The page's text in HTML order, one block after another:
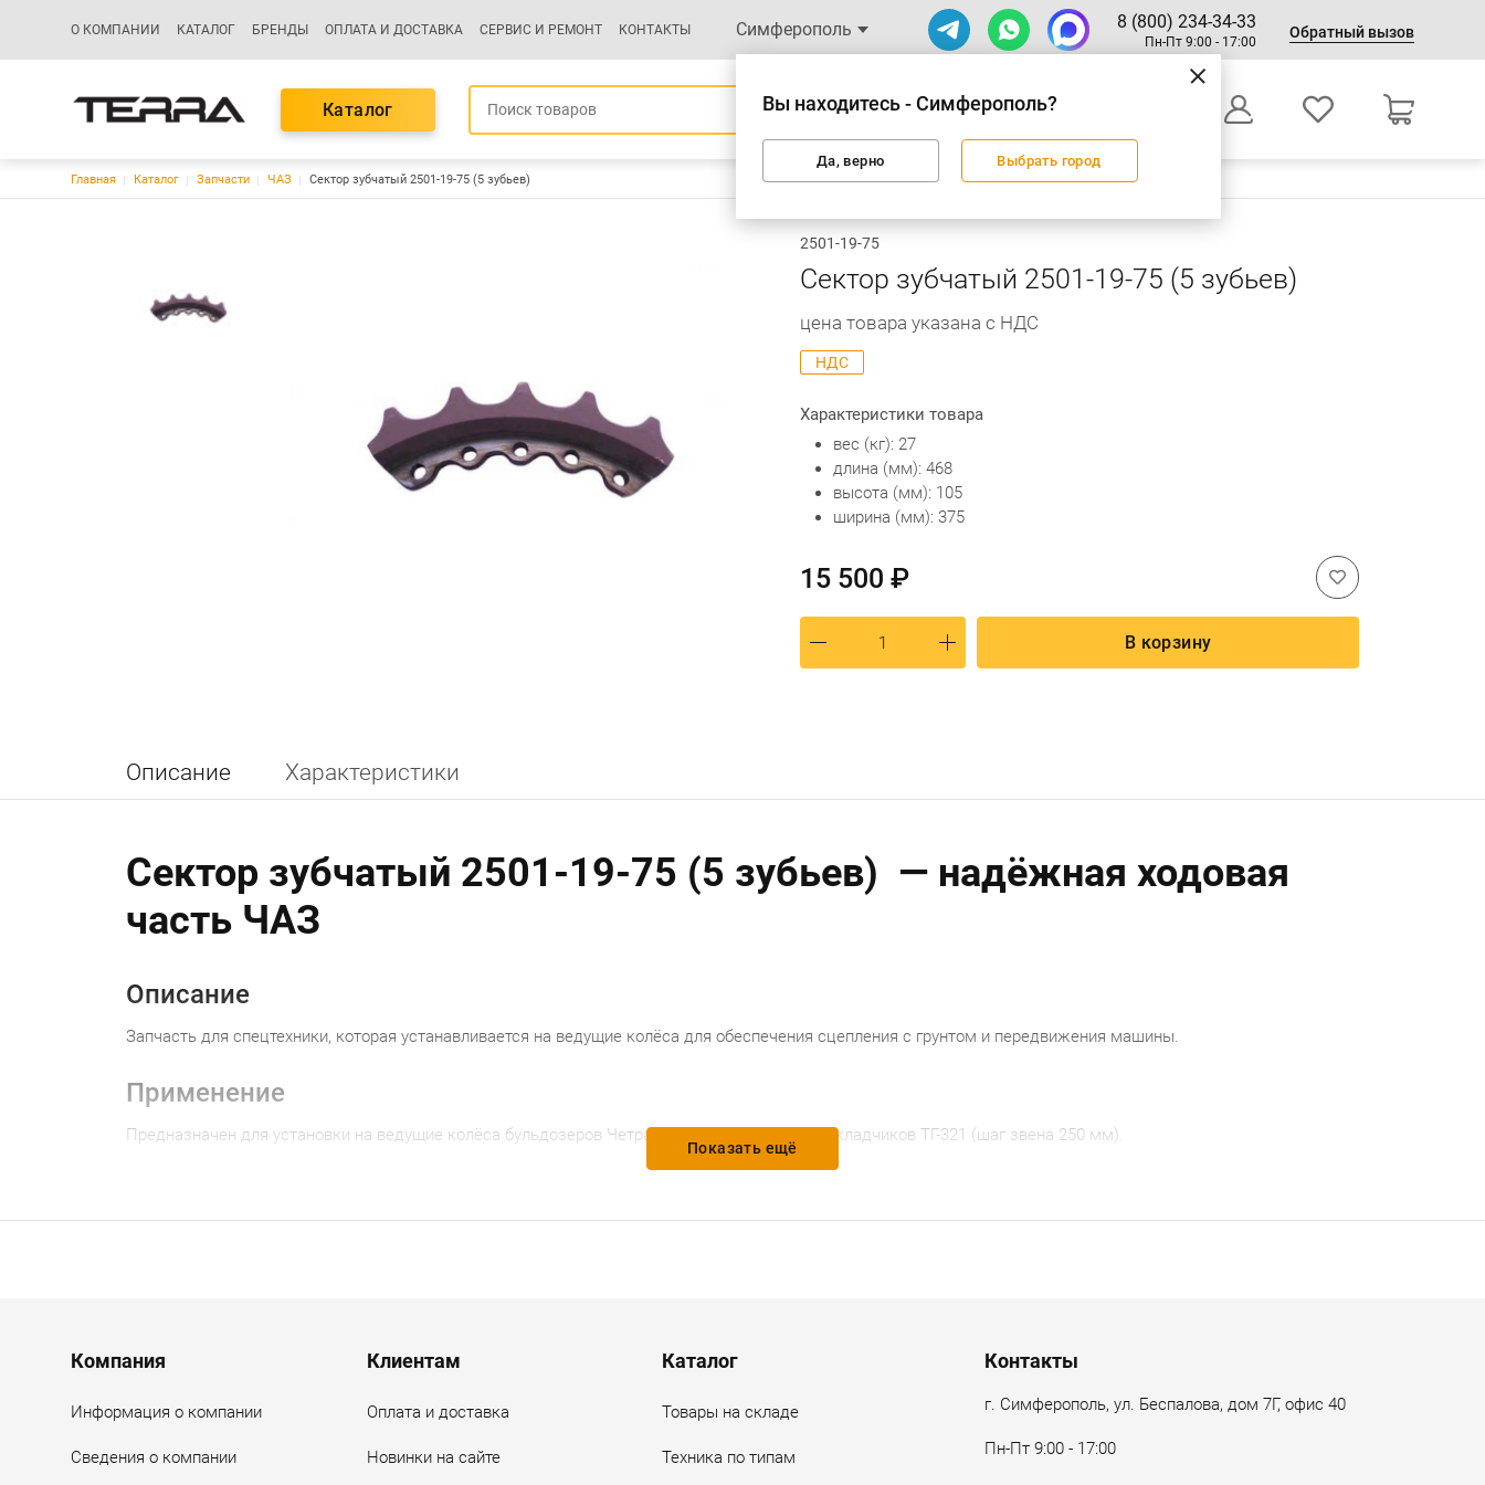
Основная навигация
О КОМПАНИИ КАТАЛОГ БРЕНДЫ ОПЛАТА И ДОСТАВКА СЕРВИС И РЕМОНТ КОНТАКТЫ Симферополь
Вы находитесь - Симферополь?
Да, верно Выбрать город
8 (800) 234-34-33
Пн-Пт 9:00 - 17:00
Обратный вызов
Каталог
Оформление заказа
Строка навигации
Главная Каталог Запчасти ЧАЗ Сектор зубчатый 2501-19-75 (5 зубьев)
2501-19-75
Сектор зубчатый 2501-19-75 (5 зубьев)
цена товара указана с НДС
НДС
Характеристики товара
вес (кг): 27
длина (мм): 468
высота (мм): 105
ширина (мм): 375
15 500 ₽
В корзину
Описание Характеристики
Сектор зубчатый 2501-19-75 (5 зубьев) — надёжная ходовая
часть ЧАЗ
Описание
Запчасть для спецтехники, которая устанавливается на ведущие колёса для обеспечения сцепления с грунтом и передвижения машины.
Применение
Предназначен для установки на ведущие колёса бульдозеров Четра Т-25.01, Т-25.02 и трубоукладчиков ТГ-321 (шаг звена 250 мм).
Показать ещё
Menu footer
Компания
Информация о компании
Сведения о компании
Клиентам
Оплата и доставка
Новинки на сайте
Каталог
Товары на складе
Техника по типам
Контакты
г. Симферополь, ул. Беспалова, дом 7Г, офис 40
Пн-Пт 9:00 - 17:00